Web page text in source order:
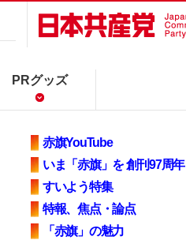
PRグッズ
赤旗YouTube
いま「赤旗」を 創刊97周年
すいよう特集
特報、焦点・論点
「赤旗」の魅力